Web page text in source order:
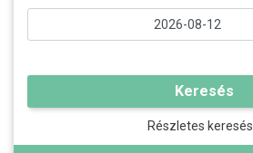
Keresés
Részletes keresés